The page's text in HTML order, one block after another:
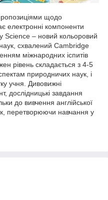
щодо
електронні компоненти
Science – новий кольоровий
схвалений Cambridge
міжнародних іспитів
рівень складається з 4-5
природничих наук, і
учня. Дивовижні
дослідницькі завдання
до вивчення англійської
перетворюючи навчання у